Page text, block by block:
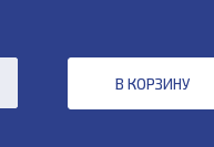
В КОРЗИНУ